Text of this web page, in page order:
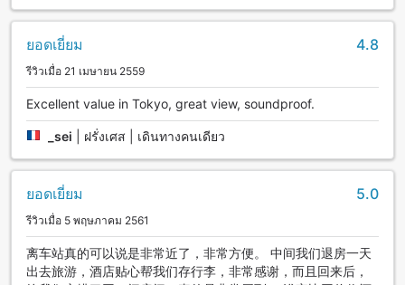
ยอดเยี่ยม 4.8
รีวิวเมื่อ 21 เมษายน 2559
Excellent value in Tokyo, great view, soundproof.
_sei ฝรั่งเศส | เดินทางคนเดียว
ยอดเยี่ยม 5.0
รีวิวเมื่อ 5 พฤษภาคม 2561
离车站真的可以说是非常近了，非常方便。 中间我们退房一天
出去旅游，酒店贴心帮我们存行李，非常感谢，而且回来后，